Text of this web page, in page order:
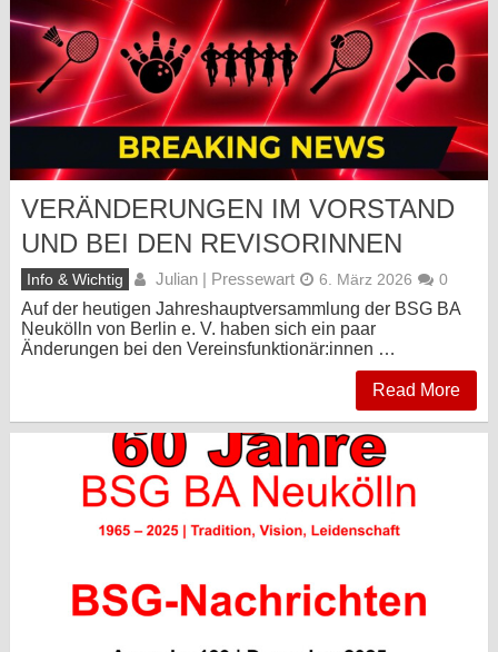
VERÄNDERUNGEN IM VORSTAND
UND BEI DEN REVISORINNEN
Info & Wichtig Julian | Pressewart 6. März 2026 0
Auf der heutigen Jahreshauptversammlung der BSG BA
Neukölln von Berlin e. V. haben sich ein paar
Änderungen bei den Vereinsfunktionär:innen …
Read More